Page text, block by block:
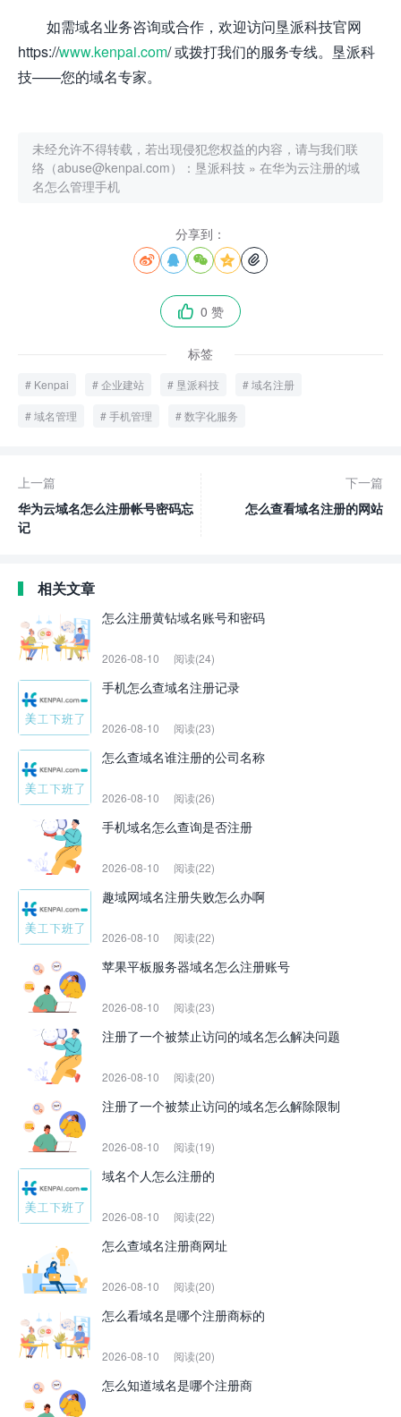
如需域名业务咨询或合作，欢迎访问垦派科技官网
https://www.kenpai.com/ 或拨打我们的服务专线。垦派科
技——您的域名专家。
未经允许不得转载，若出现侵犯您权益的内容，请与我们联
络（abuse@kenpai.com）： 垦派科技 » 在华为云注册的域
名怎么管理手机
分享到：
    
 0 赞
标签
Kenpai 企业建站 垦派科技 域名注册
域名管理 手机管理 数字化服务
上一篇
华为云域名怎么注册帐号密码忘
记
下一篇
怎么查看域名注册的网站
相关文章
怎么注册黄钻域名账号和密码
2026-08-10 阅读(24)
手机怎么查域名注册记录
2026-08-10 阅读(23)
怎么查域名谁注册的公司名称
2026-08-10 阅读(26)
手机域名怎么查询是否注册
2026-08-10 阅读(22)
趣域网域名注册失败怎么办啊
2026-08-10 阅读(22)
苹果平板服务器域名怎么注册账号
2026-08-10 阅读(23)
注册了一个被禁止访问的域名怎么解决问题
2026-08-10 阅读(20)
注册了一个被禁止访问的域名怎么解除限制
2026-08-10 阅读(19)
域名个人怎么注册的
2026-08-10 阅读(22)
怎么查域名注册商网址
2026-08-10 阅读(20)
怎么看域名是哪个注册商标的
2026-08-10 阅读(20)
怎么知道域名是哪个注册商